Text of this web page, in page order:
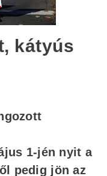
kátyús
1-jén nyit a
pedig jön az